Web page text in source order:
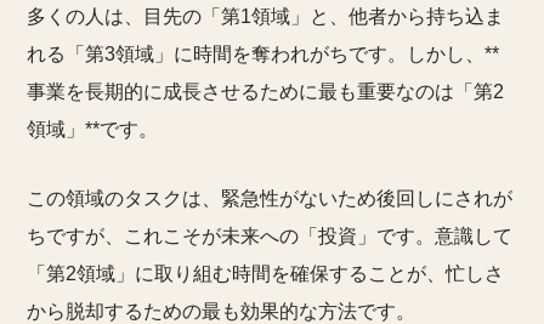
多くの人は、目先の「第1領域」と、他者から持ち込ま
れる「第3領域」に時間を奪われがちです。しかし、**
事業を長期的に成長させるために最も重要なのは「第2
領域」**です。
この領域のタスクは、緊急性がないため後回しにされが
ちですが、これこそが未来への「投資」です。意識して
「第2領域」に取り組む時間を確保することが、忙しさ
から脱却するための最も効果的な方法です。